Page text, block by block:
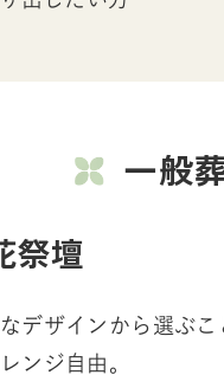
一般
祭壇
デザインから選ぶ
ンジ自由。